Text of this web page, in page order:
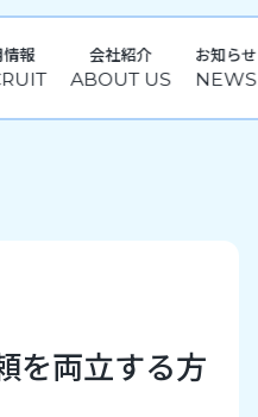
情報 会社紹介 お知らせ
を両立する方